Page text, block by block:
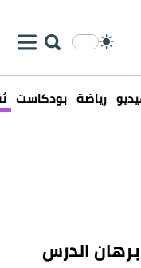
رياضة بودكاست
الدرس